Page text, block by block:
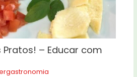
Pratos! – Educar com